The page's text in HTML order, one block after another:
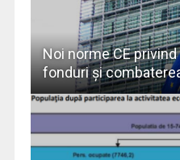
Noi norme CE
fonduri şi